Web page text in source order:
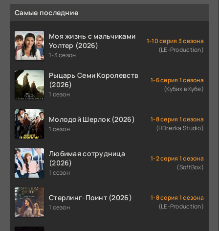
Самые последние
Моя жизнь с мальчиками
Уолтер (2026)
1-3 сезон
1-10 серия 3 сезона
(LE-Production)
Рыцарь Семи Королевств
(2026)
1 сезон
1-6 серия 1 сезона
(Кубик в Кубе)
Молодой Шерлок (2026)
1 сезон
1-8 серия 1 сезона
(HDrezka Studio)
Любимая сотрудница
(2026)
1 сезон
1-2 серия 1 сезона
(SoftBox)
Стерлинг-Поинт (2026)
1 сезон
1-8 серия 1 сезона
(LE-Production)